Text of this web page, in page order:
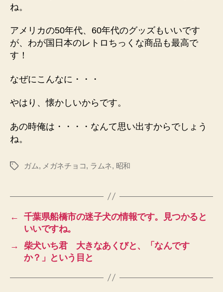
ね。
アメリカの50年代、60年代のグッズもいいです
が、わが国日本のレトロちっくな商品も最高で
す！
なぜにこんなに・・・
やはり、懐かしいからです。
あの時俺は・・・・なんて思い出すからでしょう
ね。
タ
ガム, メガネチョコ, ラムネ, 昭和
←
千葉県船橋市の迷子犬の情報です。見つかると
いいですね。
→
柴犬いち君 大きなあくびと、「なんです
か？」という目と